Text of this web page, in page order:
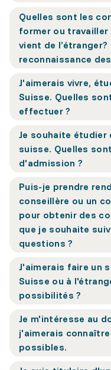
Quelles sont les
former ou travailler
vient de l’étranger?
reconnaissance
J'aimerais vivre,
Suisse. Quelles
effectuer ?
Je souhaite étudier
suisse. Quelles
d'admission ?
Puis-je prendre
conseillère ou un
pour obtenir des
que je souhaite
questions ?
J'aimerais faire un
Suisse ou à
possibilités ?
Je m'intéresse au
j'aimerais
possibles.